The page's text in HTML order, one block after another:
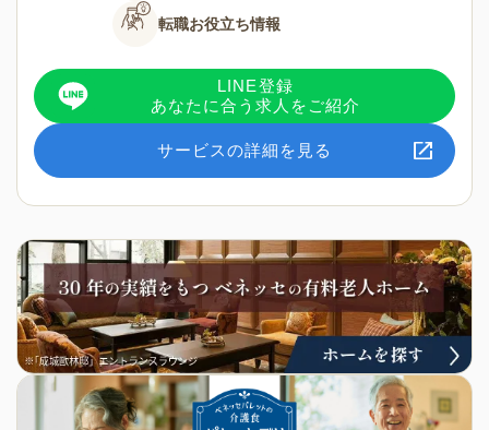
転職お役立ち情報
LINE登録
あなたに合う求人をご紹介
サービスの詳細を見る